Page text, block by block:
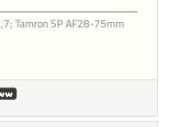
Tamron SP AF28-75mm